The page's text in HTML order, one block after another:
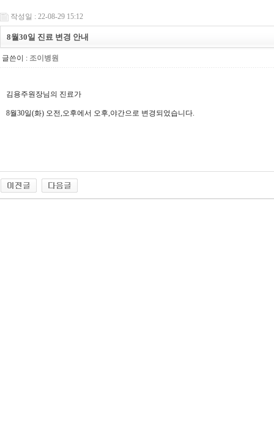
작성일 : 22-08-29 15:12
8월30일 진료 변경 안내
글쓴이 : 조이병원
김용주원장님의 진료가
8월30일(화) 오전,오후에서 오후,야간으로 변경되었습니다.